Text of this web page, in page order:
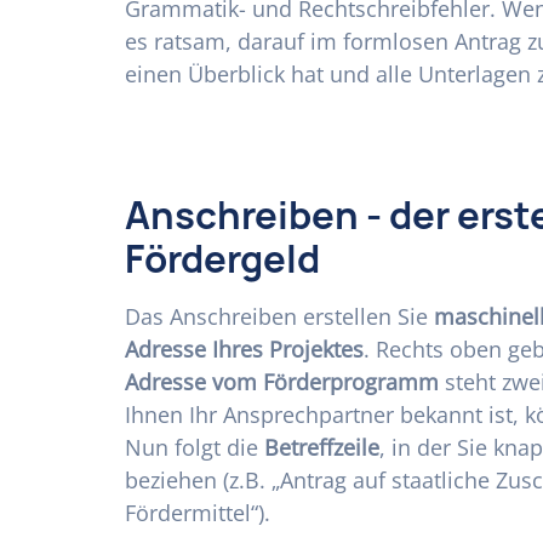
Grammatik- und Rechtschreibfehler.
es ratsam, darauf im formlosen Antrag
einen Überblick hat und alle Unterlagen
Anschreiben - der
Fördergeld
Das Anschreiben erstellen Sie
Adresse Ihres Projektes. Rechts oben
Adresse vom Förderprogramm steht
Ihnen Ihr Ansprechpartner bekannt ist,
Nun folgt die Betreffzeile, in der Sie
beziehen (z.B. „Antrag auf staatliche
Fördermittel“).